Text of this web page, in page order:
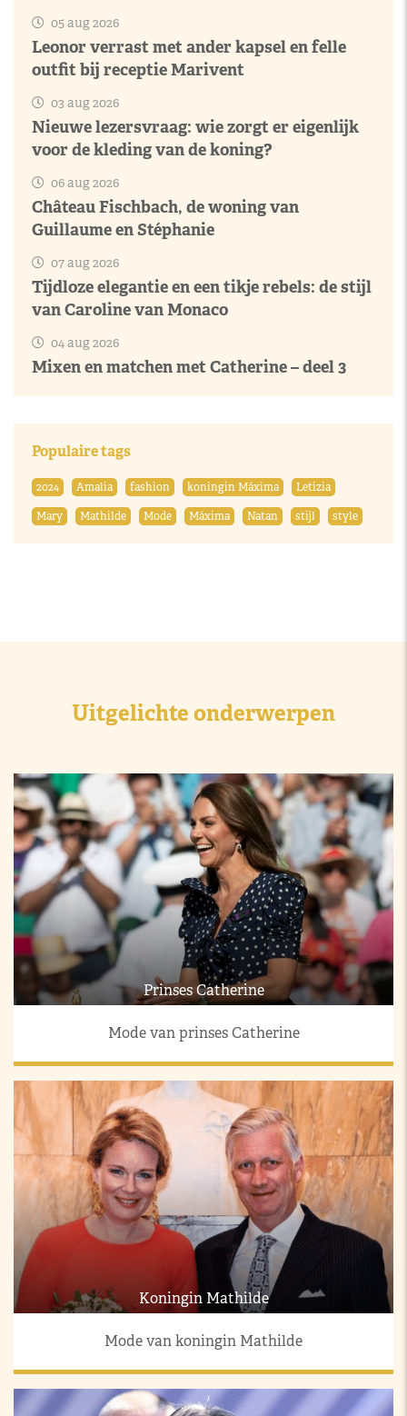
05 aug 2026
Leonor verrast met ander kapsel en felle
outfit bij receptie Marivent
03 aug 2026
Nieuwe lezersvraag: wie zorgt er eigenlijk
voor de kleding van de koning?
06 aug 2026
Château Fischbach, de woning van
Guillaume en Stéphanie
07 aug 2026
Tijdloze elegantie en een tikje rebels: de stijl
van Caroline van Monaco
04 aug 2026
Mixen en matchen met Catherine – deel 3
Populaire tags
2024 Amalia fashion koningin Máxima
Letizia
Mary
Mathilde Mode Máxima Natan stijl style
Uitgelichte onderwerpen
Prinses Catherine
Mode van prinses Catherine
Koningin Mathilde
Mode van koningin Mathilde